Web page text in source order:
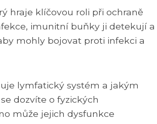
hraje klíčovou roli při ochraně
imunitní buňky ji detekují a
mohly bojovat proti infekci a
lymfatický systém a jakým
dozvíte o fyzických
může jejich dysfunkce